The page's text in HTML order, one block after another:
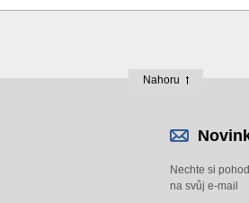
Nahoru
Nechte si
na svůj e-mail